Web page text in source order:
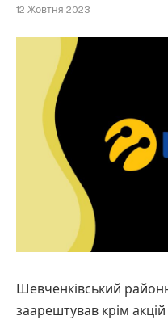
12 Жовтня 2023
Шевченківський
заарештував крім